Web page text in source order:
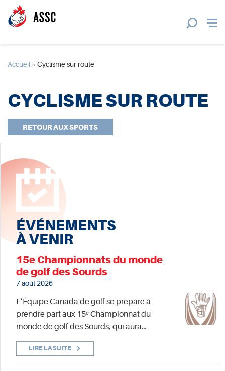
Accueil » Cyclisme sur route
CYCLISME SUR ROUTE
RETOUR AUX SPORTS
ÉVÉNEMENTS
À VENIR
15e Championnats du monde
de golf des Sourds
7 août 2026
L’Équipe Canada de golf se prépare à
prendre part aux 15ᵉ Championnat du
monde de golf des Sourds, qui aura…
LIRE LA SUITE